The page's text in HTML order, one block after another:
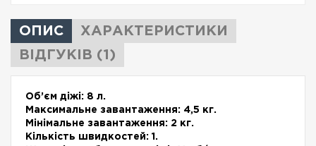
ОПИС
ХАРАКТЕРИСТИКИ
ВІДГУКІВ (1)
Об’єм діжі: 8 л.
Максимальне завантаження: 4,5 кг.
Мінімальне завантаження: 2 кг.
Кількість швидкостей: 1.